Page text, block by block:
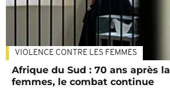
VIOLENCE CONTRE LES FEMMES
Afrique du Sud : 70 ans après
femmes, le combat continue